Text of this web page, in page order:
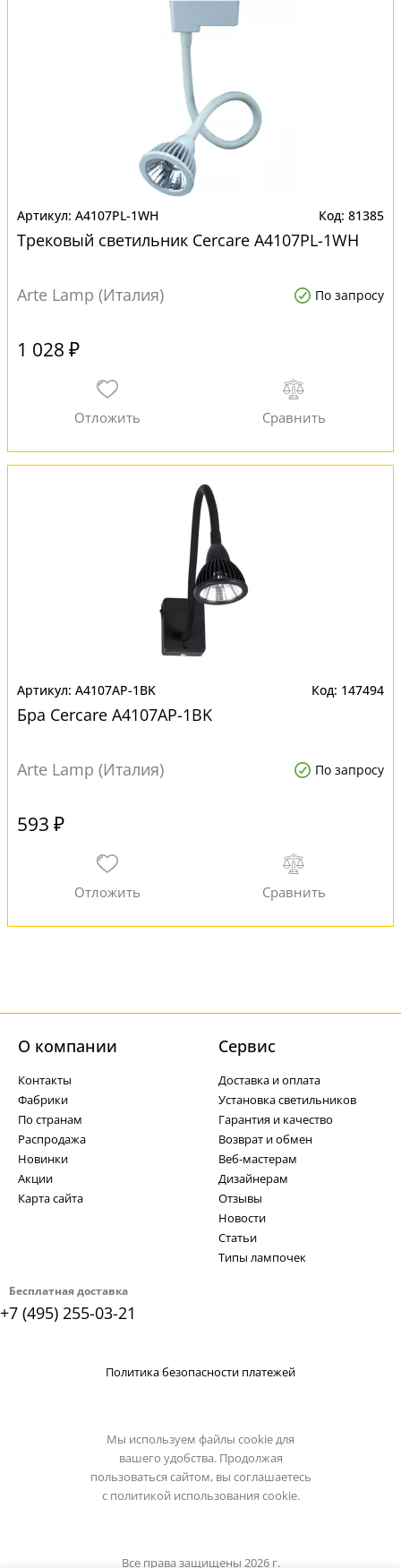
A4107PL-1WH 81385
Трековый светильник Cercare A4107PL-1WH
Arte Lamp (Италия) По запросу
1 028 ₽
A4107AP-1BK 147494
Бра Cercare A4107AP-1BK
Arte Lamp (Италия) По запросу
593 ₽
Бесплатная доставка
+7 (495) 255-03-21
О компании
Контакты
Фабрики
По странам
Распродажа
Новинки
Акции
Карта сайта
Cервис
Доставка и оплата
Установка светильников
Гарантия и качество
Возврат и обмен
Веб-мастерам
Дизайнерам
Отзывы
Новости
Статьи
Типы лампочек
Политика безопасности платежей
Мы используем файлы cookie для
вашего удобства. Продолжая
пользоваться сайтом, вы соглашаетесь
с политикой использования cookie.
Все права защищены 2026 г.